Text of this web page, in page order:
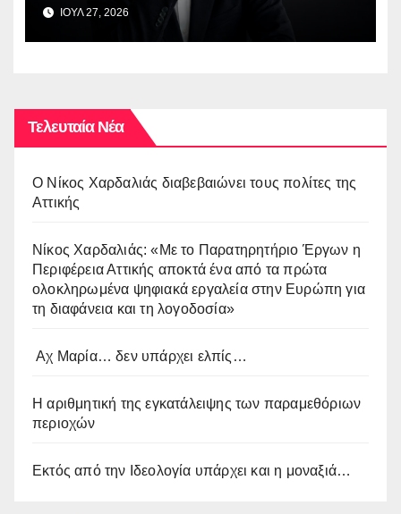
ΙΟΥΛ 27, 2026
Τελευταία Νέα
O Νίκος Χαρδαλιάς διαβεβαιώνει τους πολίτες της
Αττικής
Νίκος Χαρδαλιάς: «Με το Παρατηρητήριο Έργων η
Περιφέρεια Αττικής αποκτά ένα από τα πρώτα
ολοκληρωμένα ψηφιακά εργαλεία στην Ευρώπη για
τη διαφάνεια και τη λογοδοσία»
Αχ Μαρία… δεν υπάρχει ελπίς…
Η αριθμητική της εγκατάλειψης των παραμεθόριων
περιοχών
Εκτός από την Ιδεολογία υπάρχει και η μοναξιά…